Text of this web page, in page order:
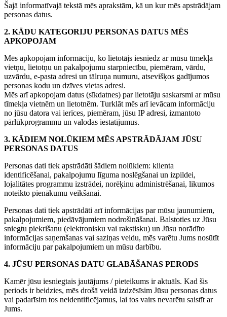
Šajā informatīvajā tekstā mēs aprakstām, kā un kur mēs apstrādājam
personas datus.
2. KĀDU KATEGORIJU PERSONAS DATUS MĒS
APKOPOJAM
Mēs apkopojam informāciju, ko lietotājs iesniedz ar mūsu tīmekļa
vietņu, lietotņu un pakalpojumu starpniecību, piemēram, vārdu,
uzvārdu, e-pasta adresi un tālruņa numuru, atsevišķos gadījumos
personas kodu un dzīves vietas adresi.
Mēs arī apkopojam datus (sīkdatnes) par lietotāju saskarsmi ar mūsu
tīmekļa vietnēm un lietotnēm. Turklāt mēs arī ievācam informāciju
no jūsu datora vai ierīces, piemēram, jūsu IP adresi, izmantoto
pārlūkprogrammu un valodas iestatījumus.
3. KĀDIEM NOLŪKIEM MĒS APSTRĀDĀJAM JŪSU
PERSONAS DATUS
Personas dati tiek apstrādāti šādiem nolūkiem: klienta
identificēšanai, pakalpojumu līguma noslēgšanai un izpildei,
lojalitātes programmu izstrādei, norēķinu administrēšanai, likumos
noteikto pienākumu veikšanai.
Personas dati tiek apstrādāti arī informācijas par mūsu jaunumiem,
pakalpojumiem, piedāvājumiem nodrošināšanai. Balstoties uz Jūsu
sniegtu piekrišanu (elektronisku vai rakstisku) un Jūsu norādīto
informācijas saņemšanas vai saziņas veidu, mēs varētu Jums nosūtīt
informāciju par pakalpojumiem un mūsu darbību.
4. JŪSU PERSONAS DATU GLABĀŠANAS PERODS
Kamēr jūsu iesniegtais jautājums / pieteikums ir aktuāls. Kad šis
periods ir beidzies, mēs drošā veidā izdzēsīsim Jūsu personas datus
vai padarīsim tos neidentificējamus, lai tos vairs nevarētu saistīt ar
Jums.